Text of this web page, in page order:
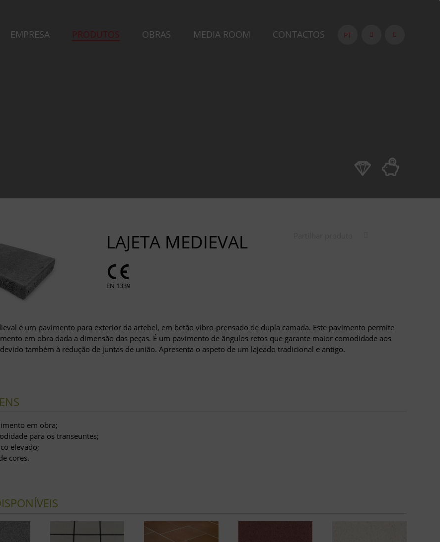
EMPRESA PRODUTOS OBRAS MEDIA ROOM CONTACTOS PT
LAJETA MEDIEVAL
EN 1339
é um pavimento para exterior da artebel, em betão vibro-prensado de dupla camada. Este pavimento permite
em obra dada a dimensão das peças. É um pavimento de ângulos retos que garante maior comodidade aos
também à redução de juntas de união. Apresenta o aspeto de um lajeado tradicional e antigo.
em obra;
para os transeuntes;
elevado;
cores.